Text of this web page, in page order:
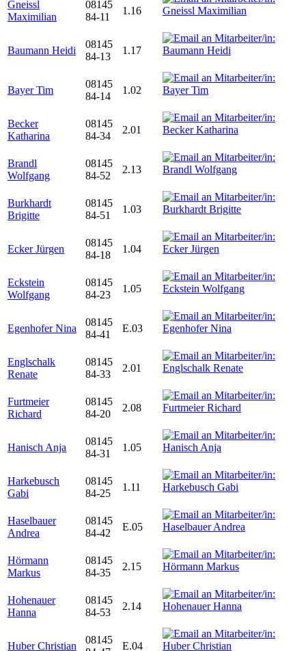
Gneissl
Maximilian
08145
84-11
1.16
Baumann Heidi
08145
84-13
1.17
Bayer Tim
08145
84-14
1.02
Becker
Katharina
08145
84-34
2.01
Brandl
Wolfgang
08145
84-52
2.13
Burkhardt
Brigitte
08145
84-51
1.03
Ecker Jürgen
08145
84-18
1.04
Eckstein
Wolfgang
08145
84-23
1.05
Egenhofer Nina
08145
84-41
E.03
Englschalk
Renate
08145
84-33
2.01
Furtmeier
Richard
08145
84-20
2.08
Hanisch Anja
08145
84-31
1.05
Harkebusch
Gabi
08145
84-25
1.11
Haselbauer
Andrea
08145
84-42
E.05
Hörmann
Markus
08145
84-35
2.15
Hohenauer
Hanna
08145
84-53
2.14
Huber Christian
08145
E.04